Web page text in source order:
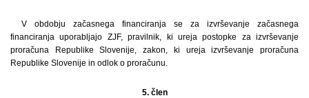
V obdobju začasnega financiranja se za izvrševanje začasnega
financiranja uporabljajo ZJF, pravilnik, ki ureja postopke za izvrševanje
proračuna Republike Slovenije, zakon, ki ureja izvrševanje proračuna
Republike Slovenije in odlok o proračunu.
5. člen